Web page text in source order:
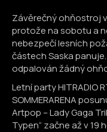
Závěrečný ohňostroj
protože na sobotu a
nebezpečí lesních
částech Saska
odpalován žádný
Letní party HITRADIO
SOMMERARENA
Artpop – Lady Gaga
Typen“ začne až v 19